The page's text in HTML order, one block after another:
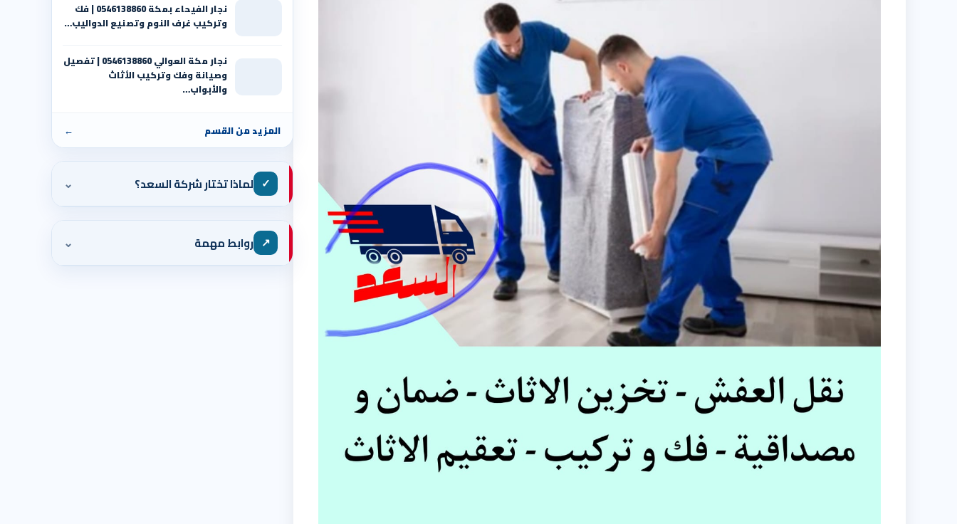
نجار الفيحاء بمكة 0546138860⁩ | فك
وتركيب غرف النوم وتصنيع الدواليب…
نجار مكة العوالي 0546138860⁩ | تفصيل
وصيانة وفك وتركيب الأثاث
والأبواب…
المزيد من القسم ←
✓ لماذا تختار شركة السعد؟ ⌄
↗ روابط مهمة ⌄